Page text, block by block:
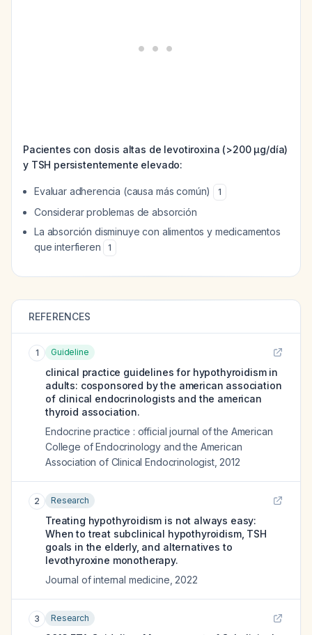
Pacientes con dosis altas de levotiroxina (>200 µg/día)
y TSH persistentemente elevado:
Evaluar adherencia (causa más común) 1
Considerar problemas de absorción
La absorción disminuye con alimentos y medicamentos
que interfieren
1
REFERENCES
1 Guideline
clinical practice guidelines for hypothyroidism in
adults: cosponsored by the american association
of clinical endocrinologists and the american
thyroid association.
Endocrine practice : official journal of the American
College of Endocrinology and the American
Association of Clinical Endocrinologist, 2012
2 Research
Treating hypothyroidism is not always easy:
When to treat subclinical hypothyroidism, TSH
goals in the elderly, and alternatives to
levothyroxine monotherapy.
Journal of internal medicine 2022
3 Research